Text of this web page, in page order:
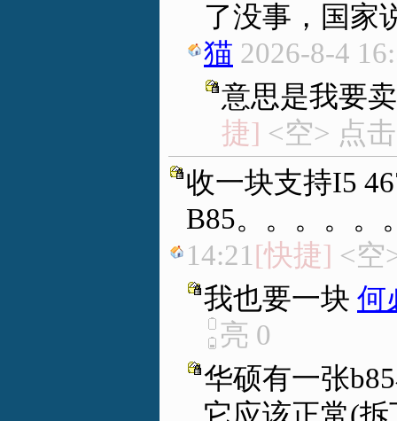
了没事，国家
猫 2026-8-4
意思是我要
捷] <空> 点
收一块支持I5
B85。。。。。
14:21 [快捷] <空
我也要一块 何
亮 0
华硕有一张